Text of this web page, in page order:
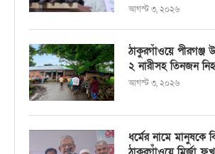
আগস্ট ৩, ২০২৬
ঠাকুরগাঁওয়ে পীরগঞ্জ
২ নারীসহ তিনজন
আগস্ট ৩, ২০২৬
ধর্মের নামে মানুষকে